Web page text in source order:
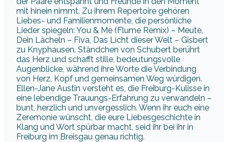
mit hinein nimmt. Zu ihrem Repertoire gehören
Liebes- und Familienmomente, die persönliche
Lieder spiegeln: You & Me (Flume Remix) – Meute,
Dein Lächeln – Fiva, Das Licht dieser Welt – Gisbert
zu Knyphausen. Ständchen von Schubert berührt
das Herz und schafft stille, bedeutungsvolle
Augenblicke, während ihre Worte die Verbindung
von Herz, Kopf und gemeinsamen Weg würdigen.
Ellen-Jane Austin versteht es, die Freiburg-Kulisse in
eine lebendige Trauungs-Erfahrung zu verwandeln –
bunt, herzlich und unvergesslich. Wenn ihr euch eine
Zeremonie wünscht, die eure Liebesgeschichte in
Klang und Wort spürbar macht, seid ihr bei ihr in
Freiburg im Breisgau genau richtig.